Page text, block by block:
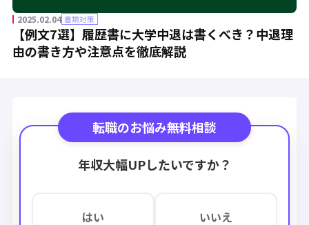
2025.02.04 書類対策
【例文7選】履歴書に大学中退は書くべき？中退理
由の書き方や注意点を徹底解説
転職のお悩み無料相談
年収大幅UPしたいですか？
はい いいえ